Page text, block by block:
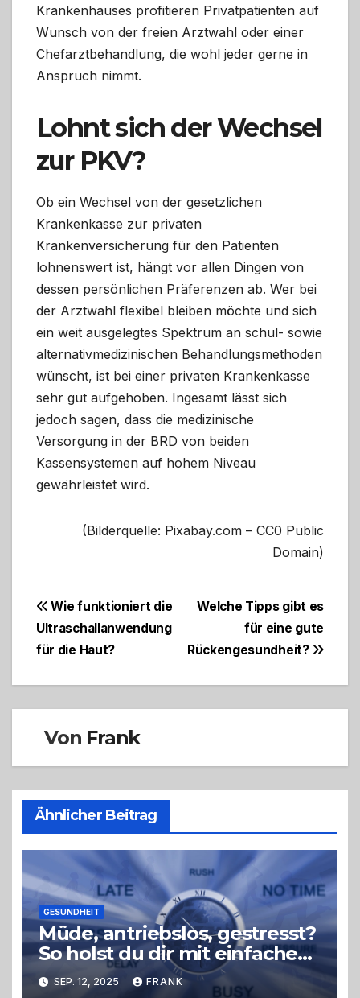
Krankenhauses profitieren Privatpatienten auf
Wunsch von der freien Arztwahl oder einer
Chefarztbehandlung, die wohl jeder gerne in
Anspruch nimmt.
Lohnt sich der Wechsel
zur PKV?
Ob ein Wechsel von der gesetzlichen
Krankenkasse zur privaten
Krankenversicherung für den Patienten
lohnenswert ist, hängt vor allen Dingen von
dessen persönlichen Präferenzen ab. Wer bei
der Arztwahl flexibel bleiben möchte und sich
ein weit ausgelegtes Spektrum an schul- sowie
alternativmedizinischen Behandlungsmethoden
wünscht, ist bei einer privaten Krankenkasse
sehr gut aufgehoben. Ingesamt lässt sich
jedoch sagen, dass die medizinische
Versorgung in der BRD von beiden
Kassensystemen auf hohem Niveau
gewährleistet wird.
(Bilderquelle: Pixabay.com – CC0 Public
Domain)
Beitragsnavigation
Welche Tipps gibt es
für eine gute
Rückengesundheit?
Wie funktioniert die
Ultraschallanwendung
für die Haut?
Von Frank
Ähnlicher Beitrag
GESUNDHEIT
Müde, antriebslos, gestresst?
So holst du dir mit einfachen
Tricks neue Energie zurück –
SEP. 12, 2025 FRANK